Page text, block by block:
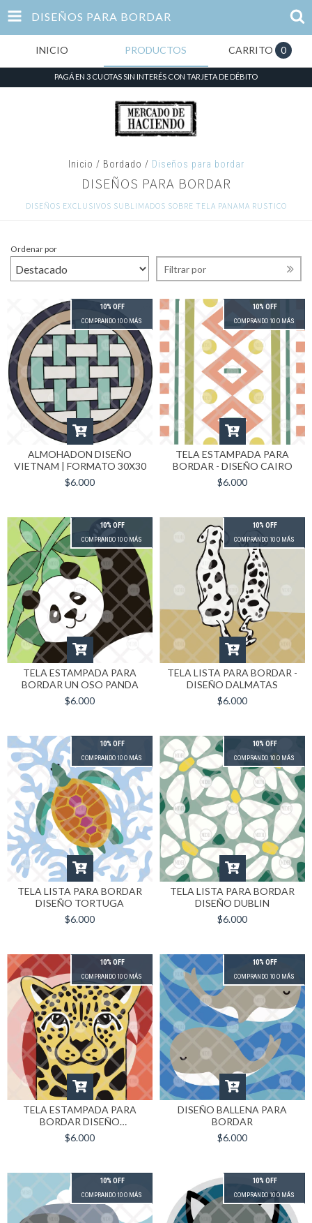
DISEÑOS PARA BORDAR
INICIO PRODUCTOS CARRITO 0
PAGÁ EN 3 CUOTAS SIN INTERÉS CON TARJETA DE DÉBITO
Inicio / Bordado / Diseños para bordar
DISEÑOS PARA BORDAR
DISEÑOS EXCLUSIVOS SUBLIMADOS SOBRE TELA PANAMA RUSTICO
Ordenar por
Filtrar por
10% OFF
COMPRANDO 10 O MÁS
ALMOHADON DISEÑO
VIETNAM | FORMATO 30X30
$6.000
10% OFF
COMPRANDO 10 O MÁS
TELA ESTAMPADA PARA
BORDAR - DISEÑO CAIRO
$6.000
10% OFF
COMPRANDO 10 O MÁS
TELA ESTAMPADA PARA
BORDAR UN OSO PANDA
$6.000
10% OFF
COMPRANDO 10 O MÁS
TELA LISTA PARA BORDAR -
DISEÑO DALMATAS
$6.000
10% OFF
COMPRANDO 10 O MÁS
TELA LISTA PARA BORDAR
DISEÑO TORTUGA
$6.000
10% OFF
COMPRANDO 10 O MÁS
TELA LISTA PARA BORDAR
DISEÑO DUBLIN
$6.000
10% OFF
COMPRANDO 10 O MÁS
TELA ESTAMPADA PARA
BORDAR DISEÑO
YAGUARETE
$6.000
10% OFF
COMPRANDO 10 O MÁS
DISEÑO BALLENA PARA
BORDAR
$6.000
10% OFF
COMPRANDO 10 O MÁS
10% OFF
COMPRANDO 10 O MÁS